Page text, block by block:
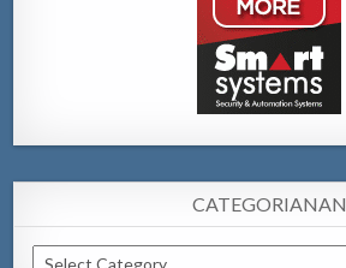
CATEGORIANAN
Categorianan